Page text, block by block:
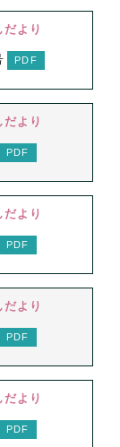
より
より
より
より
より